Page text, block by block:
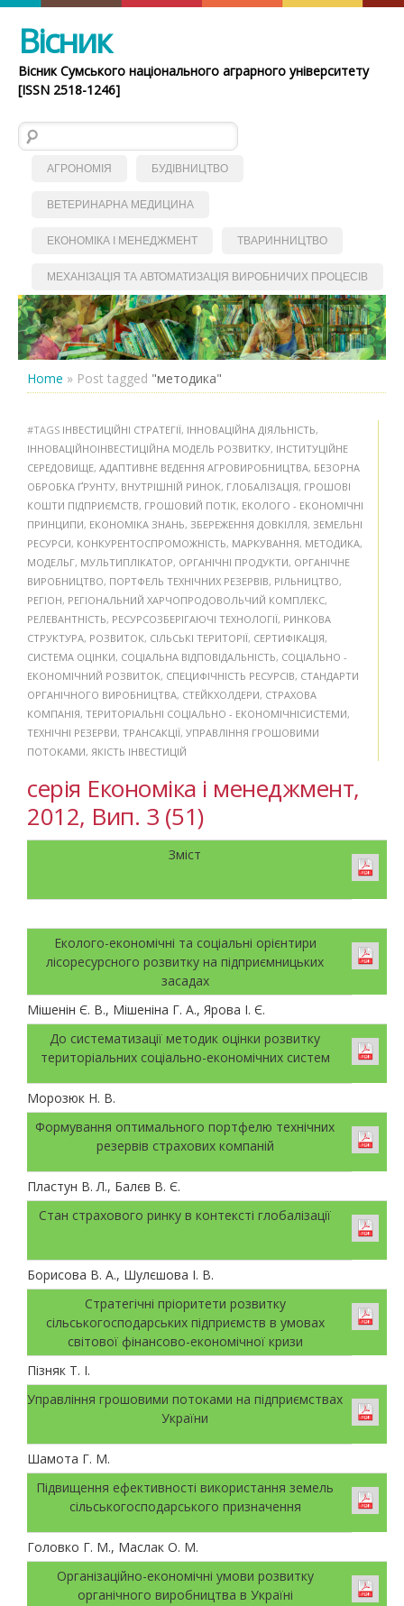
Вісник
Вісник Сумського національного аграрного університету
[ISSN 2518-1246]
Пошук:
АГРОНОМІЯ БУДІВНИЦТВО
ВЕТЕРИНАРНА МЕДИЦИНА
ЕКОНОМІКА І МЕНЕДЖМЕНТ ТВАРИННИЦТВО
МЕХАНІЗАЦІЯ ТА АВТОМАТИЗАЦІЯ ВИРОБНИЧИХ ПРОЦЕСІВ
Home » Post tagged "методика"
#TAGS ІНВЕСТИЦІЙНІ СТРАТЕГІЇ, ІННОВАЦІЙНА ДІЯЛЬНІСТЬ,
ІННОВАЦІЙНОІНВЕСТИЦІЙНА МОДЕЛЬ РОЗВИТКУ, ІНСТИТУЦІЙНЕ
СЕРЕДОВИЩЕ, АДАПТИВНЕ ВЕДЕННЯ АГРОВИРОБНИЦТВА, БЕЗОРНА
ОБРОБКА ҐРУНТУ, ВНУТРІШНІЙ РИНОК, ГЛОБАЛІЗАЦІЯ, ГРОШОВІ
КОШТИ ПІДПРИЄМСТВ, ГРОШОВИЙ ПОТІК, ЕКОЛОГО - ЕКОНОМІЧНІ
ПРИНЦИПИ, ЕКОНОМІКА ЗНАНЬ, ЗБЕРЕЖЕННЯ ДОВКІЛЛЯ, ЗЕМЕЛЬНІ
РЕСУРСИ, КОНКУРЕНТОСПРОМОЖНІСТЬ, МАРКУВАННЯ, МЕТОДИКА,
МОДЕЛЬГ, МУЛЬТИПЛІКАТОР, ОРГАНІЧНІ ПРОДУКТИ, ОРГАНІЧНЕ
ВИРОБНИЦТВО, ПОРТФЕЛЬ ТЕХНІЧНИХ РЕЗЕРВІВ, РІЛЬНИЦТВО,
РЕГІОН, РЕГІОНАЛЬНИЙ ХАРЧОПРОДОВОЛЬЧИЙ КОМПЛЕКС,
РЕЛЕВАНТНІСТЬ, РЕСУРСОЗБЕРІГАЮЧІ ТЕХНОЛОГІЇ, РИНКОВА
СТРУКТУРА, РОЗВИТОК, СІЛЬСЬКІ ТЕРИТОРІЇ, СЕРТИФІКАЦІЯ,
СИСТЕМА ОЦІНКИ, СОЦІАЛЬНА ВІДПОВІДАЛЬНІСТЬ, СОЦІАЛЬНО -
ЕКОНОМІЧНИЙ РОЗВИТОК, СПЕЦИФІЧНІСТЬ РЕСУРСІВ, СТАНДАРТИ
ОРГАНІЧНОГО ВИРОБНИЦТВА, СТЕЙКХОЛДЕРИ, СТРАХОВА
КОМПАНІЯ, ТЕРИТОРІАЛЬНІ СОЦІАЛЬНО - ЕКОНОМІЧНІСИСТЕМИ,
ТЕХНІЧНІ РЕЗЕРВИ, ТРАНСАКЦІЇ, УПРАВЛІННЯ ГРОШОВИМИ
ПОТОКАМИ, ЯКІСТЬ ІНВЕСТИЦІЙ
серія Економіка і менеджмент,
2012, Вип. 3 (51)
Зміст
Еколого-економічні та соціальні орієнтири
лісоресурсного розвитку на підприємницьких
засадах
Мішенін Є. В., Мішеніна Г. А., Ярова І. Є.
До систематизації методик оцінки розвитку
територіальних соціально-економічних систем
Морозюк Н. В.
Формування оптимального портфелю технічних
резервів страхових компаній
Пластун В. Л., Балєв В. Є.
Стан страхового ринку в контексті глобалізації
Борисова В. А., Шулєшова І. В.
Стратегічні пріоритети розвитку
сільськогосподарських підприємств в умовах
світової фінансово-економічної кризи
Пізняк Т. І.
Управління грошовими потоками на підприємствах
України
Шамота Г. М.
Підвищення ефективності використання земель
сільськогосподарського призначення
Головко Г. М., Маслак О. М.
Організаційно-економічні умови розвитку
органічного виробництва в Україні